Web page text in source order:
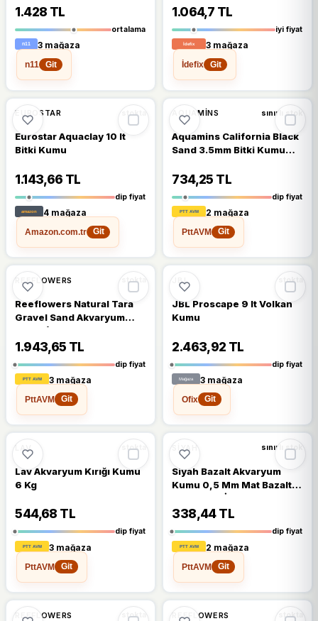
1.428 TL
ortalama
3 mağaza
n11
Git
1.064,7 TL
iyi fiyat
3 mağaza
İdefix
Git
%32 DÜŞTÜ
EUROSTAR stokta
Eurostar Aquaclay 10 lt
Bitki Kumu
1.143,66 TL
dip fiyat
4 mağaza
Amazon.com.tr
Git
AQUAMINS sınırlı stok
Aquamins California Black
Sand 3.5mm Bitki Kumu
734,25 TL
dip fiyat
2 mağaza
PttAVM
Git
%13
REEFLOWERS stokta
Reeflowers Natural Tara
Gravel Sand Akvaryum
Kumu (2-4 Mm) 25 Kg
Nts25k
1.943,65 TL
dip fiyat
3 mağaza
PttAVM
Git
%12
JBL stokta
JBL Proscape 9 lt Volkan
Kumu
2.463,92 TL
dip fiyat
3 mağaza
Ofix
Git
%11
LAV stokta
Lav Akvaryum Kırığı Kumu
6 Kg
544,68 TL
dip fiyat
3 mağaza
PttAVM
Git
%9
SIYAH sınırlı stok
Siyah Bazalt Akvaryum
Kumu 0,5 Mm Mat Bazalt
Siyah 5 Kg İnce
338,44 TL
dip fiyat
2 mağaza
PttAVM
Git
%41 %41 DÜŞTÜ
REEFLOWERS stokta %9
REEFLOWERS stokta